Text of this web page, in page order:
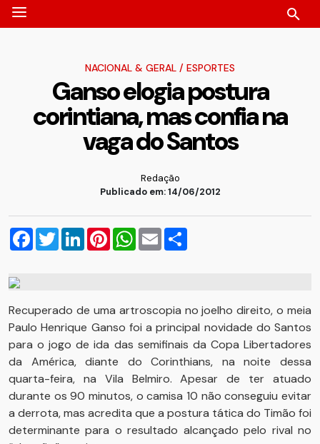
NACIONAL & GERAL / ESPORTES
Ganso elogia postura
corintiana, mas confia na
vaga do Santos
Redação
Publicado em: 14/06/2012
Facebook
TwitterLinkedInPinterestWhatsApp
Email
Recuperado de uma artroscopia no joelho direito, o meia
Paulo Henrique Ganso foi a principal novidade do Santos
para o jogo de ida das semifinais da Copa Libertadores
da América, diante do Corinthians, na noite dessa
quarta-feira, na Vila Belmiro. Apesar de ter atuado
durante os 90 minutos, o camisa 10 não conseguiu evitar
a derrota, mas acredita que a postura tática do Timão foi
determinante para o resultado alcançado pelo rival no